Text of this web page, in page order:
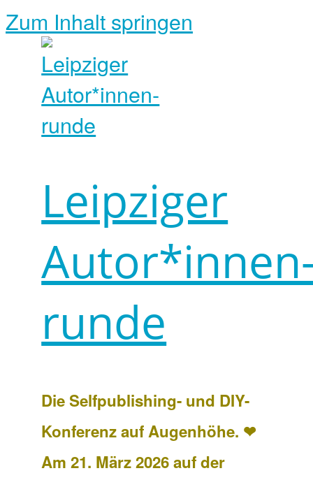
Zum Inhalt springen
Leipziger
runde
Die Selfpublishing- und DIY-
Konferenz auf Augenhöhe. ❤
Am 21. März 2026 auf der